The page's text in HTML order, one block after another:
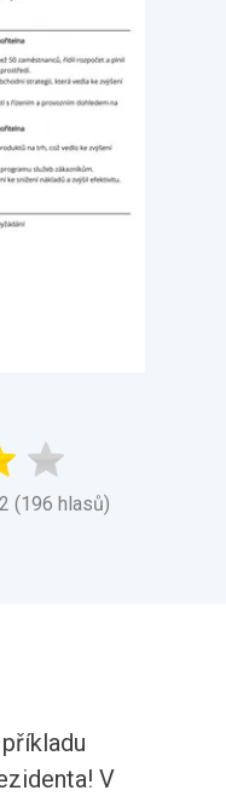
(196 hlasů)
V